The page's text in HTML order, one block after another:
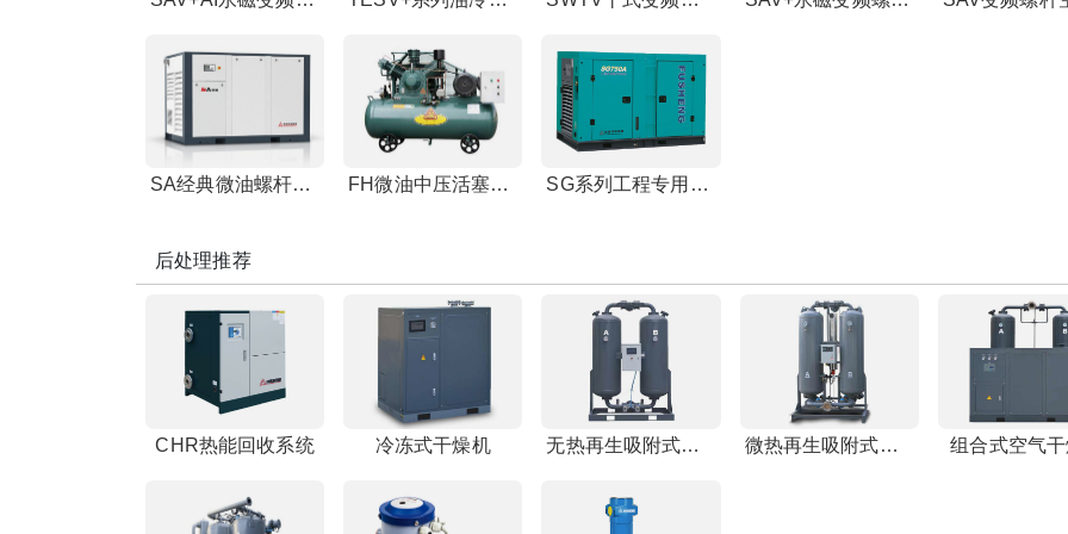
SA经典微油螺杆空压机 FH微油中压活塞空压机 SG系列工程专用螺杆空压机
后处理推荐
CHR热能回收系统 冷冻式干燥机 无热再生吸附式干燥机 微热再生吸附式干燥机 组合式空气